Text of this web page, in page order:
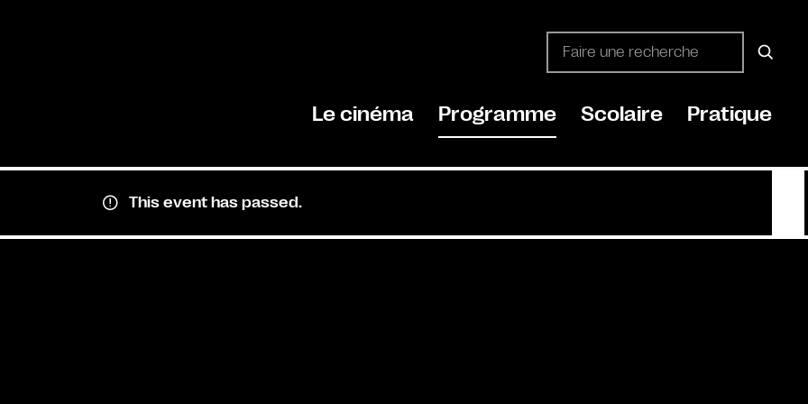
Le cinéma Programme Scolaire Pratique
This event has passed.